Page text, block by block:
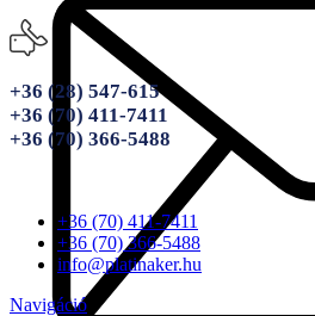
+36 (28) 547-615
+36 (70) 411-7411
+36 (70) 366-5488
+36 (70) 411-7411
+36 (70) 366-5488
info@platinaker.hu
Navigáció